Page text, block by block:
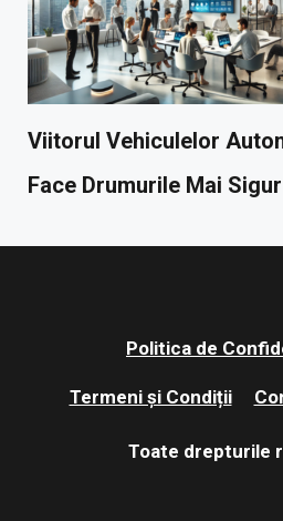
Viitorul Vehiculelor
Face Drumurile Mai Sigur
Politica de
Termeni și Condiții
Toate drepturile